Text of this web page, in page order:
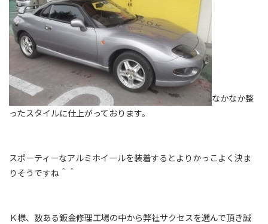
なかなか整
ったスタイルに仕上がっております。
スポーティーなアルミホイールを装着するとよりかっこよく決ま
りそうですね＾＾
Ｋ様、数ある鈑金修理工場の中から弊社サクセスを選んで頂き誠